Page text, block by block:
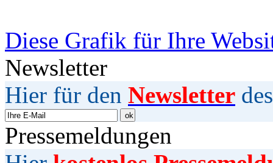
Diese Grafik für Ihre
Newsletter
Hier für den Newsletter
Pressemeldungen